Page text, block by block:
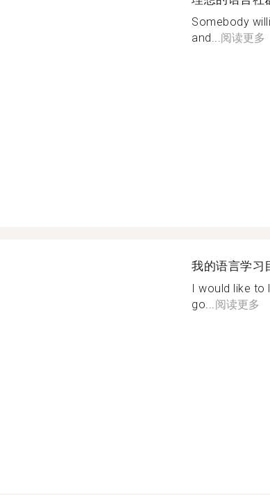
Somebody
and...阅读更多
我的语言学习
I would like to
go...阅读更多